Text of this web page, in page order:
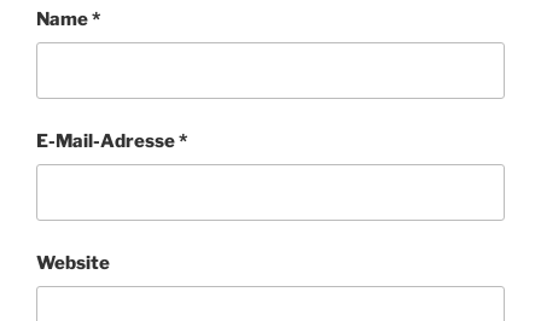
Name*
E-Mail-Adresse*
Website